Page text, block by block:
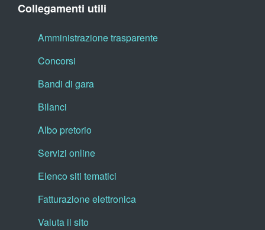
Collegamenti utili
Amministrazione trasparente
Concorsi
Bandi di gara
Bilanci
Albo pretorio
Servizi online
Elenco siti tematici
Fatturazione elettronica
Valuta il sito